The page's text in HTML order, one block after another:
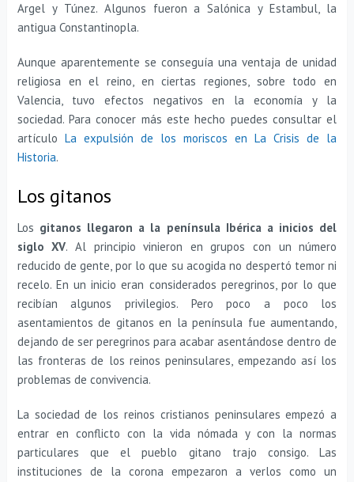
Argel y Túnez. Algunos fueron a Salónica y Estambul, la
antigua Constantinopla.
Aunque aparentemente se conseguía una ventaja de unidad
religiosa en el reino, en ciertas regiones, sobre todo en
Valencia, tuvo efectos negativos en la economía y la
sociedad. Para conocer más este hecho puedes consultar el
artículo La expulsión de los moriscos en La Crisis de la
Historia.
Los gitanos
Los gitanos llegaron a la península Ibérica a inicios del
siglo XV. Al principio vinieron en grupos con un número
reducido de gente, por lo que su acogida no despertó temor ni
recelo. En un inicio eran considerados peregrinos, por lo que
recibían algunos privilegios. Pero poco a poco los
asentamientos de gitanos en la península fue aumentando,
dejando de ser peregrinos para acabar asentándose dentro de
las fronteras de los reinos peninsulares, empezando así los
problemas de convivencia.
La sociedad de los reinos cristianos peninsulares empezó a
entrar en conflicto con la vida nómada y con la normas
particulares que el pueblo gitano trajo consigo. Las
instituciones de la corona empezaron a verlos como un